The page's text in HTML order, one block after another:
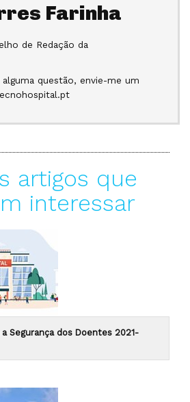
Farinha
de Redação da
questão, envie-me um
artigos que
interessar
Segurança dos Doentes 2021-